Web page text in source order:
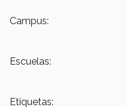
Campus:
Escuelas:
Etiquetas: